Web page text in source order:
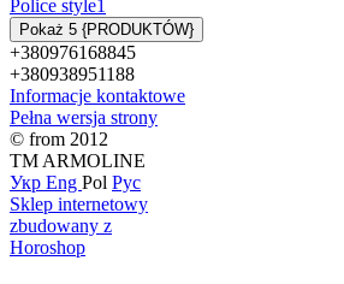
Police style1
Pokaż 5 {PRODUKTÓW}
+380976168845
+380938951188
Informacje kontaktowe
Pełna wersja strony
© from 2012
TM ARMOLINE
Укр Eng Pol Рус
Sklep internetowy
zbudowany z
Horoshop